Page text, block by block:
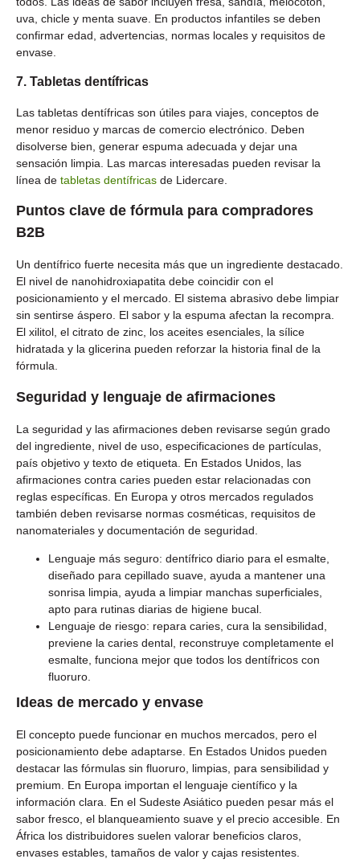
uva, chicle y menta suave. En productos infantiles se deben
confirmar edad, advertencias, normas locales y requisitos de
envase.
7. Tabletas dentífricas
Las tabletas dentífricas son útiles para viajes, conceptos de
menor residuo y marcas de comercio electrónico. Deben
disolverse bien, generar espuma adecuada y dejar una
sensación limpia. Las marcas interesadas pueden revisar la
línea de tabletas dentífricas de Lidercare.
Puntos clave de fórmula para compradores
B2B
Un dentífrico fuerte necesita más que un ingrediente destacado.
El nivel de nanohidroxiapatita debe coincidir con el
posicionamiento y el mercado. El sistema abrasivo debe limpiar
sin sentirse áspero. El sabor y la espuma afectan la recompra.
El xilitol, el citrato de zinc, los aceites esenciales, la sílice
hidratada y la glicerina pueden reforzar la historia final de la
fórmula.
Seguridad y lenguaje de afirmaciones
La seguridad y las afirmaciones deben revisarse según grado
del ingrediente, nivel de uso, especificaciones de partículas,
país objetivo y texto de etiqueta. En Estados Unidos, las
afirmaciones contra caries pueden estar relacionadas con
reglas específicas. En Europa y otros mercados regulados
también deben revisarse normas cosméticas, requisitos de
nanomateriales y documentación de seguridad.
Lenguaje más seguro: dentífrico diario para el esmalte,
diseñado para cepillado suave, ayuda a mantener una
sonrisa limpia, ayuda a limpiar manchas superficiales,
apto para rutinas diarias de higiene bucal.
Lenguaje de riesgo: repara caries, cura la sensibilidad,
previene la caries dental, reconstruye completamente el
esmalte, funciona mejor que todos los dentífricos con
fluoruro.
Ideas de mercado y envase
El concepto puede funcionar en muchos mercados, pero el
posicionamiento debe adaptarse. En Estados Unidos pueden
destacar las fórmulas sin fluoruro, limpias, para sensibilidad y
premium. En Europa importan el lenguaje científico y la
información clara. En el Sudeste Asiático pueden pesar más el
sabor fresco, el blanqueamiento suave y el precio accesible. En
África los distribuidores suelen valorar beneficios claros,
envases estables, tamaños de valor y cajas resistentes.